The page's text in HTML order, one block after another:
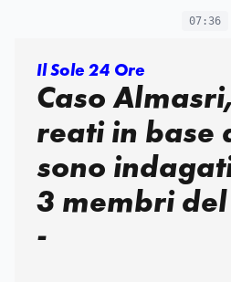
07:36
Il Sole 24 Ore
Caso
reati in base
sono
3 membri
-